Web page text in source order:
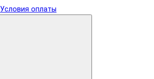
Условия оплаты